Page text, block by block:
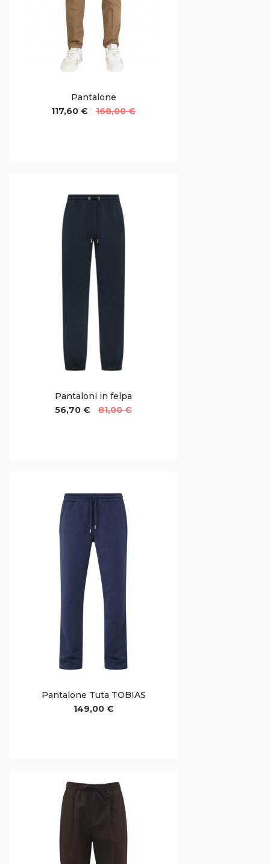
Pantalone
117,60 €
168,00 €
Pantaloni in felpa
56,70 €
81,00 €
Pantalone Tuta TOBIAS
149,00 €